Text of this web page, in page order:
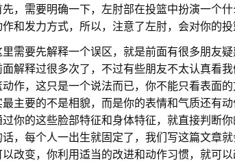
先，需要明确一下，左肘部在投篮中扮演一个
和发力方式，所以，注意了左肘，会对你的投
里需要先解释一个误区，就是前面有很多朋友
解释过很多次了，不过有些朋友不太认真看
动作，这只是一个说法而已，你不能只看表面
最主要的不是相貌，而是你的表情和气质还有
你的这些脸部特征和身体特征，就直接判断
话，每个人一出生就固定了，我们写这篇文章
改变，你利用适当的改进和动作习惯，就可